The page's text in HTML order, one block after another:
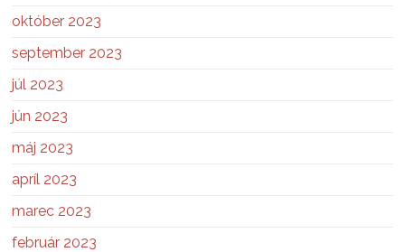
október 2023
september 2023
júl 2023
jún 2023
máj 2023
apríl 2023
marec 2023
február 2023